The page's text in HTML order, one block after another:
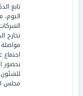
تابع
تخارج
بحضور
مجلس